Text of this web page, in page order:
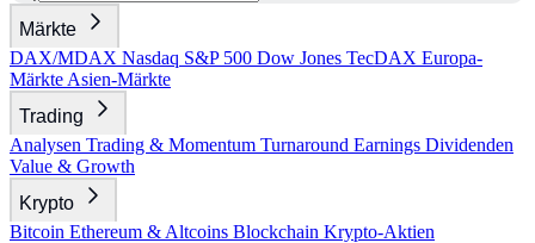
Märkte
DAX/MDAX Nasdaq S&P 500 Dow Jones TecDAX Europa-
Märkte Asien-Märkte
Trading
Analysen Trading & Momentum Turnaround Earnings Dividenden
Value & Growth
Krypto
Bitcoin Ethereum & Altcoins Blockchain Krypto-Aktien